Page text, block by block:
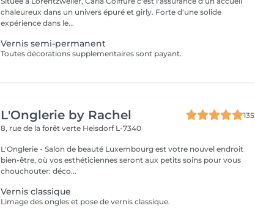
chaleureux dans un univers épuré et girly. Forte d'une solide
expérience dans le...
Vernis semi-permanent
Toutes décorations supplementaires sont payant.
L'Onglerie by Rachel
135
8, rue de la forêt verte Heisdorf L-7340
L'Onglerie - Salon de beauté Luxembourg est votre nouvel endroit
bien-être, où vos esthéticiennes seront aux petits soins pour vous
chouchouter: déco...
Vernis classique
Limage des ongles et pose de vernis classique.